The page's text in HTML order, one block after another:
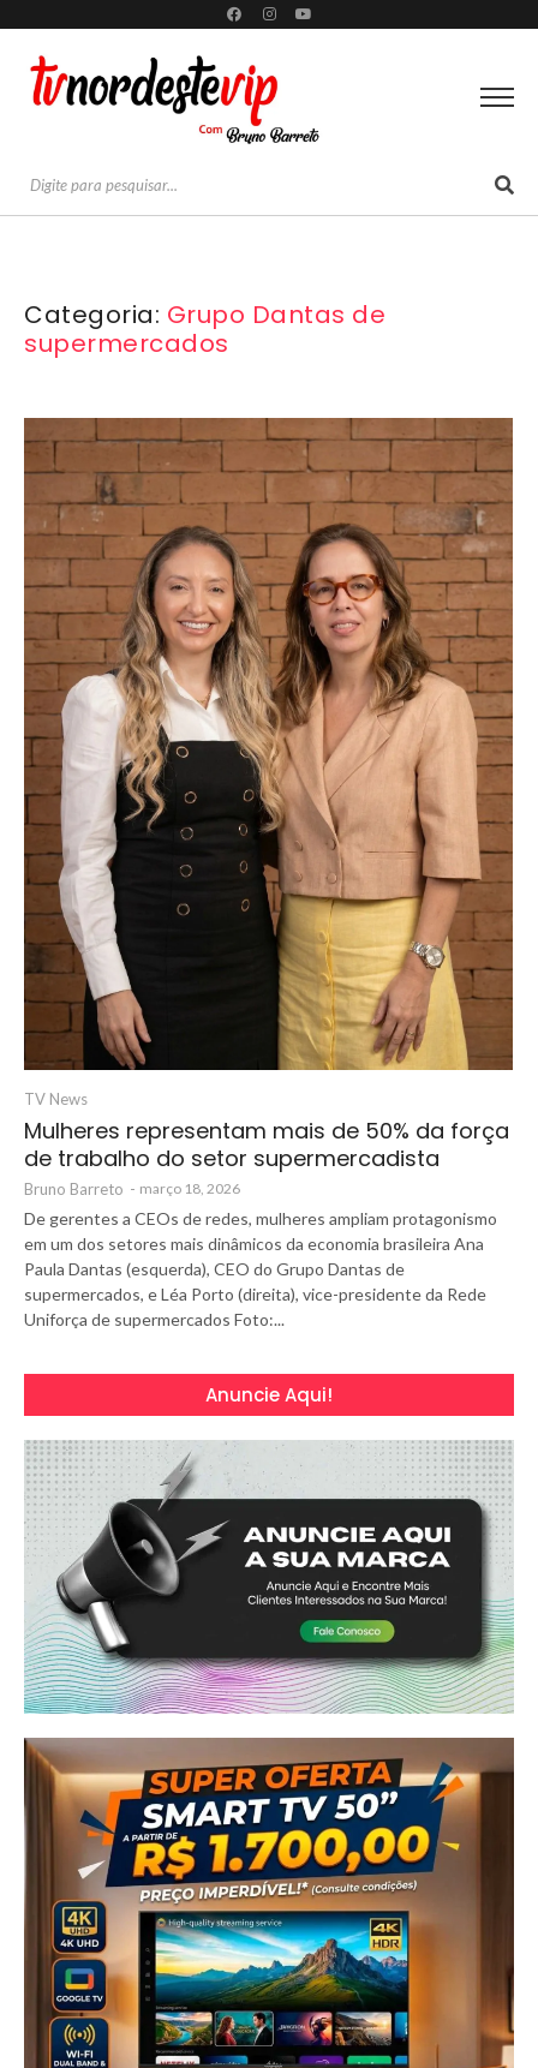
Categoria: Grupo Dantas de
supermercados
TV News
Mulheres representam mais de 50% da força
de trabalho do setor supermercadista
Bruno Barreto - março 18, 2026
De gerentes a CEOs de redes, mulheres ampliam protagonismo
em um dos setores mais dinâmicos da economia brasileira Ana
Paula Dantas (esquerda), CEO do Grupo Dantas de
supermercados, e Léa Porto (direita), vice-presidente da Rede
Uniforça de supermercados Foto:...
Anuncie Aqui!